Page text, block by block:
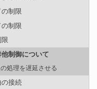
制限
制限
制御について
処理を遅延させる
の接続